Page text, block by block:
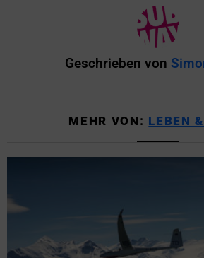
Geschrieben von
MEHR VON: LEBEN